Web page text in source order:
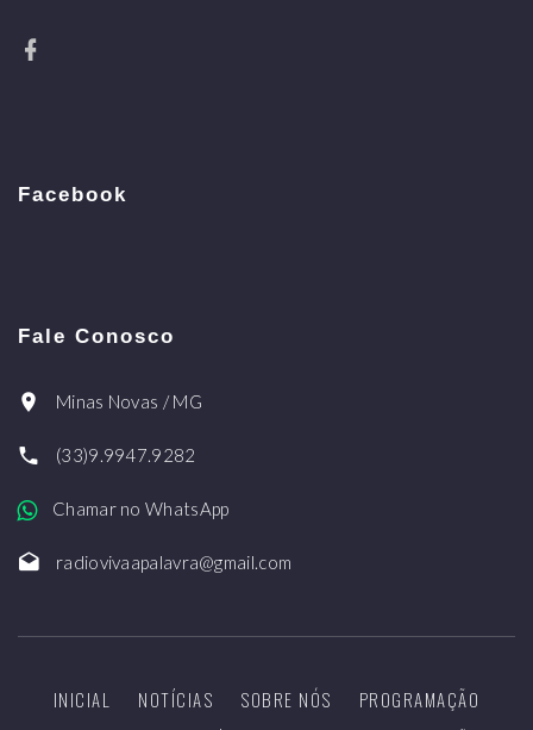
Facebook
Fale Conosco
Minas Novas / MG
(33)9.9947.9282
Chamar no WhatsApp
radiovivaapalavra@gmail.com
INICIAL NOTÍCIAS SOBRE NÓS
PROGRAMAÇÃO